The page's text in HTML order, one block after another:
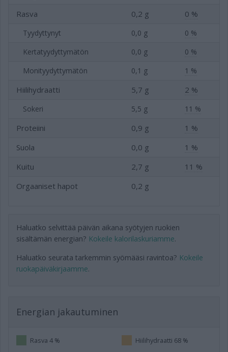
Rasva
0,2 g 0 %
Tyydyttynyt 0,0 g
0 %
Kertatyydyttymätön
0,0 g
0 %
Monityydyttymätön
0,1 g 1 %
Hiilihydraatti 5,7 g 2 %
Sokeri 5,5 g 11 %
Proteiini 0,9 g
1 %
Suola
0,0 g
1 %
Kuitu
2,7 g
11 %
Orgaaniset hapot
0,2 g
Haluatko selvittää päivän aikana syötyjen ruokien
sisältämän energian? Kokeile kalorilaskuriamme.
Haluatko seurata tarkemmin syömääsi ravintoa? Kokeile
ruokapäiväkirjaamme.
Energian jakautuminen
Rasva 4 % Hiilihydraatti 68 %